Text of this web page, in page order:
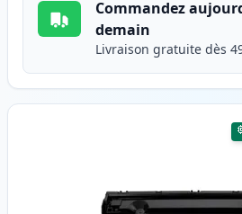
Commandez
demain
Livraison gratuite dès